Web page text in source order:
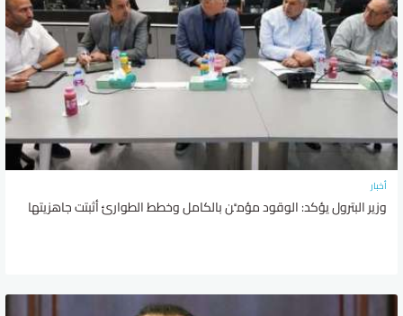
أخبار
وزير البترول يؤكد: الوقود مؤمَّن بالكامل وخطط الطوارئ أثبتت جاهزيتها